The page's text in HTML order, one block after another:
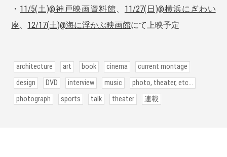
・ 11/5(土)@神戸映画資料館、 11/27(日)@横浜にぎわい
座、 12/17(土)@海に浮かぶ映画館にて上映予定
architecture art book cinema
current montage
design
DVD interview music
photo, theater, etc...
photograph
sports talk theater 連載